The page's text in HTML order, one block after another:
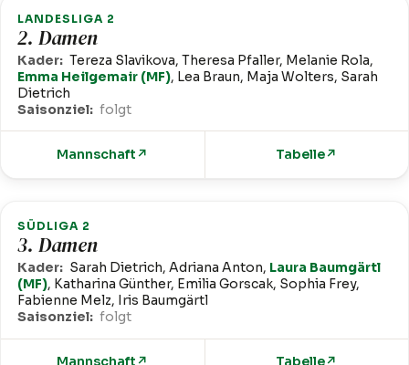
LANDESLIGA 2
2. Damen
Kader: Tereza Slavikova, Theresa Pfaller, Melanie Rola,
Emma Heilgemair (MF), Lea Braun, Maja Wolters, Sarah
Dietrich
Saisonziel: folgt
Mannschaft ↗ Tabelle↗
SÜDLIGA 2
3. Damen
Kader: Sarah Dietrich, Adriana Anton, Laura Baumgärtl
(MF), Katharina Günther, Emilia Gorscak, Sophia Frey,
Fabienne Melz, Iris Baumgärtl
Saisonziel: folgt
Mannschaft ↗ Tabelle↗